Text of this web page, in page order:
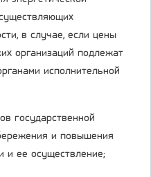
в случае, если цены
организаций подлежат
исполнительной
государственной
и повышения
и ее осуществление;